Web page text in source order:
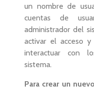
un nombre de
cuentas de
administrador del
activar el acceso y
interactuar con
sistema.
Para crear un